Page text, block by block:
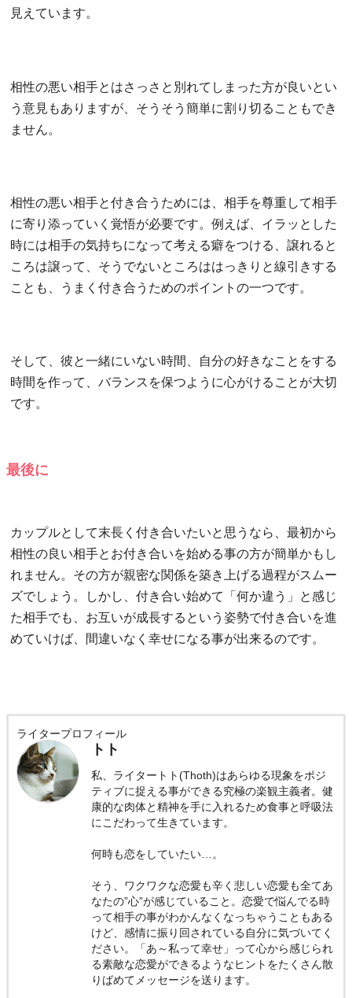
見えています。
相性の悪い相手とはさっさと別れてしまった方が良いとい
う意見もありますが、そうそう簡単に割り切ることもでき
ません。
相性の悪い相手と付き合うためには、相手を尊重して相手
に寄り添っていく覚悟が必要です。例えば、イラッとした
時には相手の気持ちになって考える癖をつける、譲れると
ころは譲って、そうでないところははっきりと線引きする
ことも、うまく付き合うためのポイントの一つです。
そして、彼と一緒にいない時間、自分の好きなことをする
時間を作って、バランスを保つように心がけることが大切
です。
最後に
カップルとして末長く付き合いたいと思うなら、最初から
相性の良い相手とお付き合いを始める事の方が簡単かもし
れません。その方が親密な関係を築き上げる過程がスムー
ズでしょう。しかし、付き合い始めて「何か違う」と感じ
た相手でも、お互いが成長するという姿勢で付き合いを進
めていけば、間違いなく幸せになる事が出来るのです。
ライタープロフィール
トト
私、ライタートト(Thoth)はあらゆる現象をポジ
ティブに捉える事ができる究極の楽観主義者。健
康的な肉体と精神を手に入れるため食事と呼吸法
にこだわって生きています。
何時も恋をしていたい…。
そう、ワクワクな恋愛も辛く悲しい恋愛も全てあ
なたの”心”が感じていること。恋愛で悩んでる時
って相手の事がわかんなくなっちゃうこともある
けど、感情に振り回されている自分に気づいてく
ださい。「あ～私って幸せ」って心から感じられ
る素敵な恋愛ができるようなヒントをたくさん散
りばめてメッセージを送ります。